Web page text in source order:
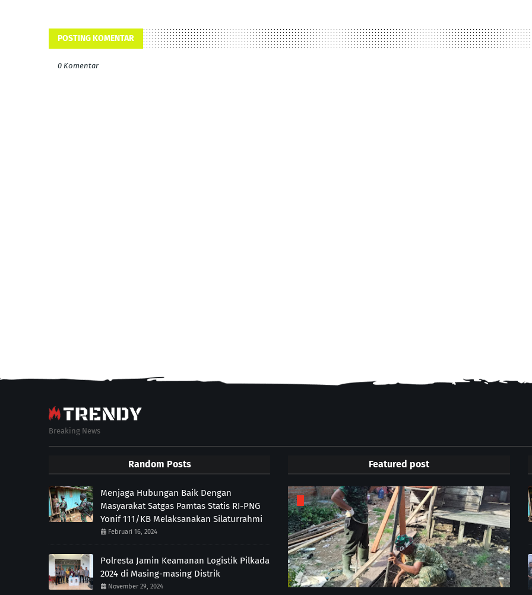
POSTING KOMENTAR
0 Komentar
Breaking News
Random Posts
Menjaga Hubungan Baik Dengan
Masyarakat Satgas Pamtas Statis RI-PNG
Yonif 111/KB Melaksanakan Silaturrahmi
Februari 16, 2024
Polresta Jamin Keamanan Logistik Pilkada
2024 di Masing-masing Distrik
November 29, 2024
Featured post